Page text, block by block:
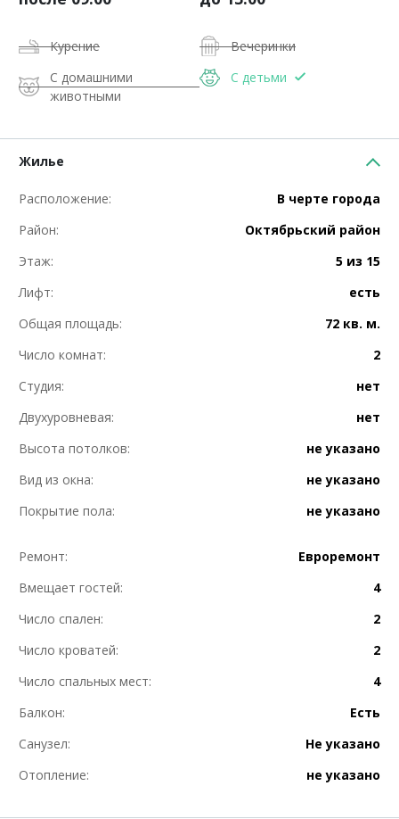
Курение
Вечеринки
С домашними
животными
С детьми
Жилье
Расположение:
В черте города
Район:
Октябрьский район
Этаж:
5 из 15
Лифт:
есть
Общая площадь:
72 кв. м.
Число комнат:
2
Студия:
нет
Двухуровневая:
нет
Высота потолков:
не указано
Вид из окна:
не указано
Покрытие пола:
не указано
Ремонт:
Евроремонт
Вмещает гостей:
4
Число спален:
2
Число кроватей:
2
Число спальных мест:
4
Балкон:
Есть
Санузел:
Не указано
Отопление:
не указано